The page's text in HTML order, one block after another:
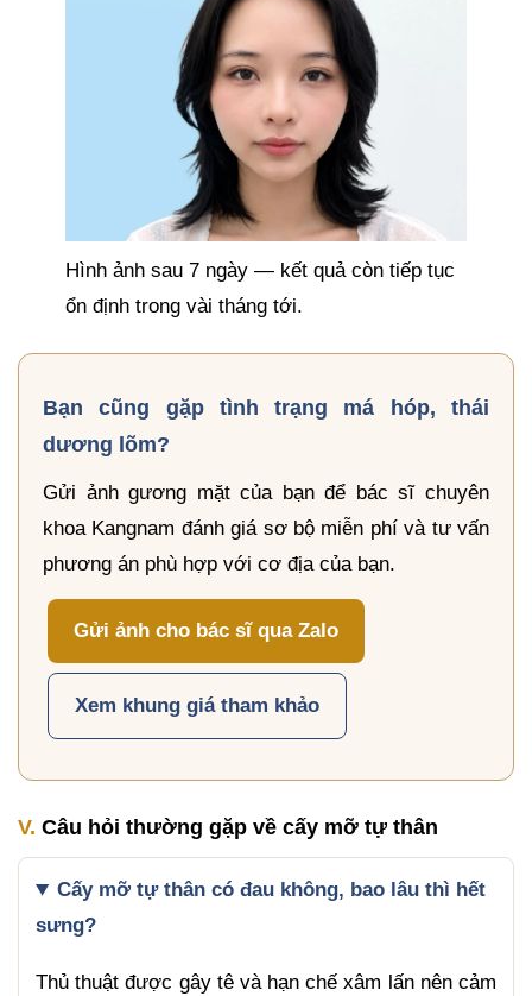
Hình ảnh sau 7 ngày — kết quả còn tiếp tục
ổn định trong vài tháng tới.
Bạn cũng gặp tình trạng má hóp, thái
dương lõm?
Gửi ảnh gương mặt của bạn để bác sĩ chuyên
khoa Kangnam đánh giá sơ bộ miễn phí và tư vấn
phương án phù hợp với cơ địa của bạn.
Gửi ảnh cho bác sĩ qua Zalo
Xem khung giá tham khảo
V. Câu hỏi thường gặp về cấy mỡ tự thân
Cấy mỡ tự thân có đau không, bao lâu thì hết
sưng?
Thủ thuật được gây tê và hạn chế xâm lấn nên cảm